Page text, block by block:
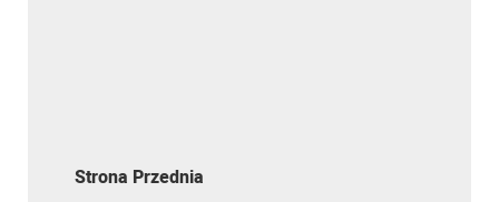
Strona Przednia